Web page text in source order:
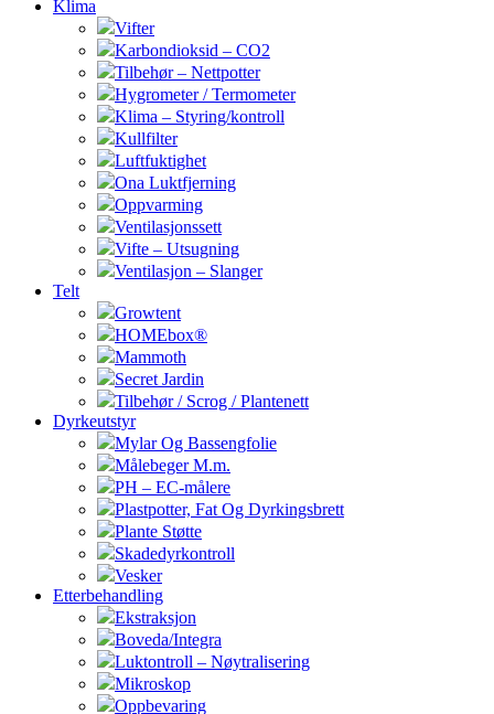
Klima
Vifter
Karbondioksid – CO2
Tilbehør – Nettpotter
Hygrometer / Termometer
Klima – Styring/kontroll
Kullfilter
Luftfuktighet
Ona Luktfjerning
Oppvarming
Ventilasjonssett
Vifte – Utsugning
Ventilasjon – Slanger
Telt
Growtent
HOMEbox®
Mammoth
Secret Jardin
Tilbehør / Scrog / Plantenett
Dyrkeutstyr
Mylar Og Bassengfolie
Målebeger M.m.
PH – EC-målere
Plastpotter, Fat Og Dyrkingsbrett
Plante Støtte
Skadedyrkontroll
Vesker
Etterbehandling
Ekstraksjon
Boveda/Integra
Luktontroll – Nøytralisering
Mikroskop
Oppbevaring